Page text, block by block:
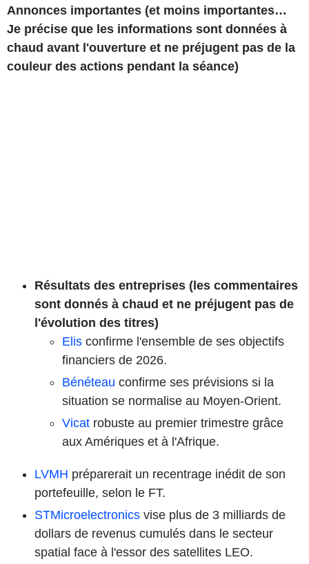
Annonces importantes (et moins importantes…
Je précise que les informations sont données à
chaud avant l'ouverture et ne préjugent pas de la
couleur des actions pendant la séance)
Résultats des entreprises (les commentaires
sont donnés à chaud et ne préjugent pas de
l'évolution des titres)
Elis confirme l'ensemble de ses objectifs
financiers de 2026.
Bénéteau confirme ses prévisions si la
situation se normalise au Moyen-Orient.
Vicat robuste au premier trimestre grâce
aux Amériques et à l'Afrique.
LVMH préparerait un recentrage inédit de son
portefeuille, selon le FT.
STMicroelectronics vise plus de 3 milliards de
dollars de revenus cumulés dans le secteur
spatial face à l'essor des satellites LEO.